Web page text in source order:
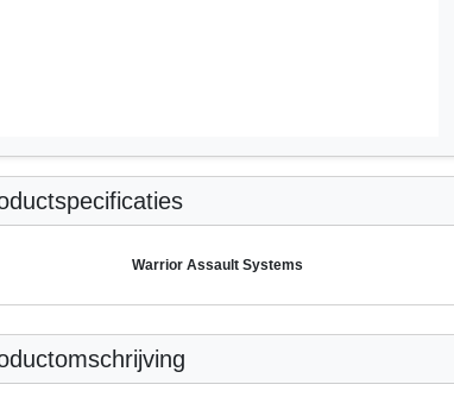
Warrior Assault Systems